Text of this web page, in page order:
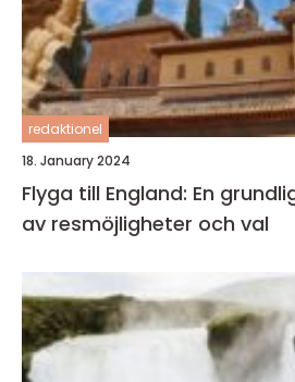
redaktionel
18. January 2024
Flyga till England: En
av resmöjligheter och val